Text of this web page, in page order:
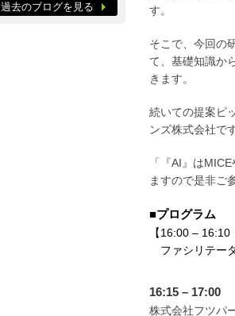
す。
そこで、今回の
て、基礎知識か
きます。
続いての提案ピ
ンズ株式会社で
「『AI』は
ますので是非ご
■プログラム
【16:00 –
ファシリテー
16:15 – 17:00
株式会社フツ
過去のブログを見る